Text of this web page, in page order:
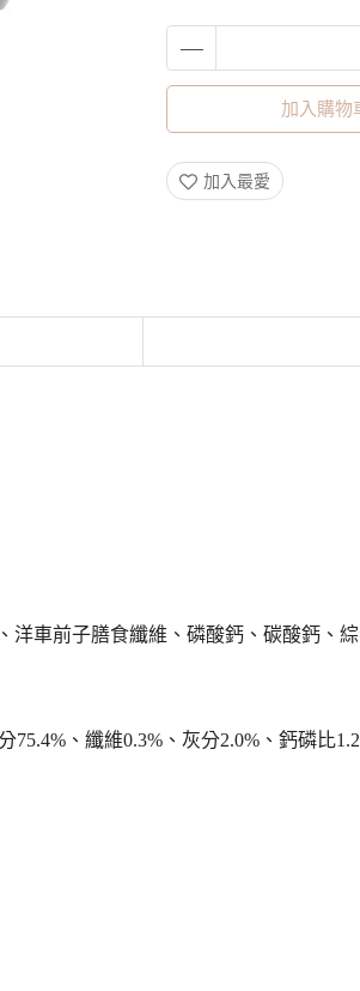
加入購物
加入最愛
車前子膳食纖維、磷酸鈣、碳酸鈣、
、纖維0.3%、灰分2.0%、鈣磷比